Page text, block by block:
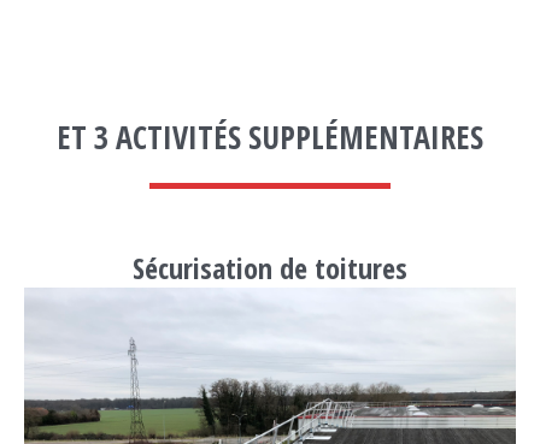
ET 3 ACTIVITÉS SUPPLÉMENTAIRES
Sécurisation de toitures